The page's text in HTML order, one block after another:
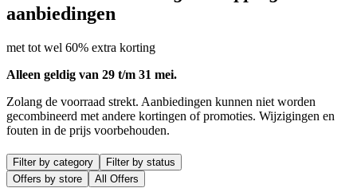
aanbiedingen
met tot wel 60% extra korting
Alleen geldig van 29 t/m 31 mei.
Zolang de voorraad strekt. Aanbiedingen kunnen niet worden
gecombineerd met andere kortingen of promoties. Wijzigingen en
fouten in de prijs voorbehouden.
Filter by category
Filter by status
Offers by store
All Offers